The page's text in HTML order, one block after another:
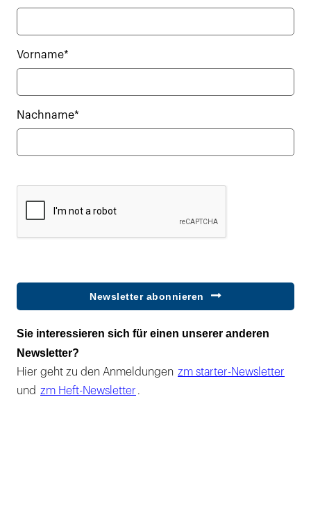
Vorname*
Nachname*
Newsletter abonnieren
Sie interessieren sich für einen unserer anderen
Newsletter?
Hier geht zu den Anmeldungen zm starter-Newsletter
und zm Heft-Newsletter .